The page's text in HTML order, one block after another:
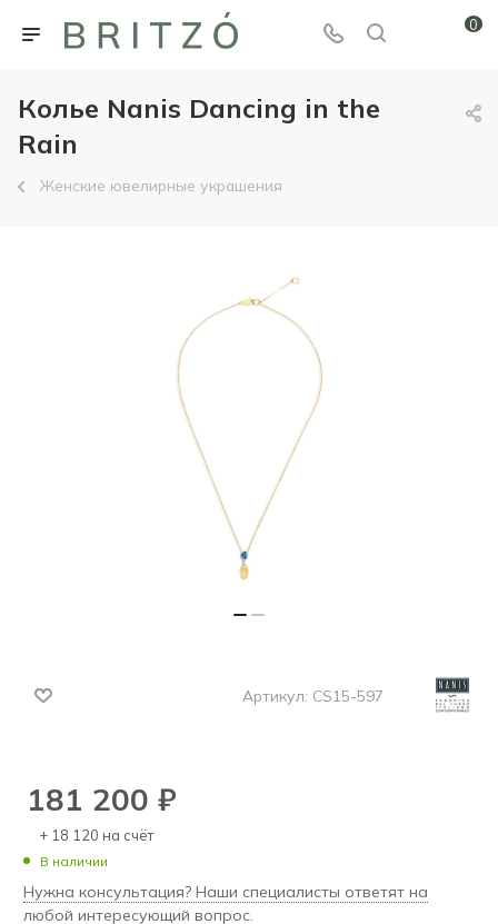
0
Колье Nanis Dancing in the
Rain
Женские ювелирные украшения
Артикул: CS15-597
181 200 ₽
+ 18 120 на счёт
В наличии
Нужна консультация? Наши специалисты ответят на
любой интересующий вопрос.